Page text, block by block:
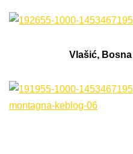
Vlašić,